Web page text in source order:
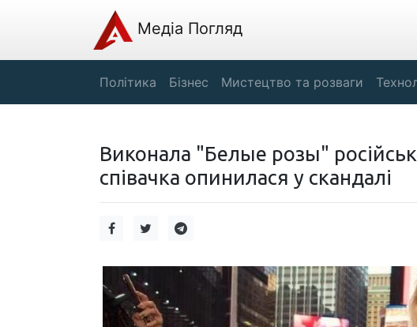
Медіа Погляд
Політика Бізнес Мистецтво та розваги
Виконала "Белые розы"
співачка опинилася у скандалі